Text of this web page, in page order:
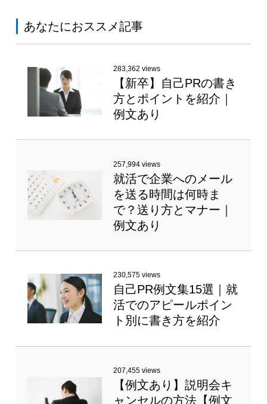
あなたにおススメ記事
283,362 views
【新卒】自己PRの書き
方とポイントを紹介｜
例文あり
257,994 views
就活で企業へのメール
を送る時間は何時ま
で？送り方とマナー｜
例文あり
230,575 views
自己PR例文集15選｜就
活でのアピールポイン
ト別に書き方を紹介
207,455 views
【例文あり】説明会キ
ャンセルの方法【例文